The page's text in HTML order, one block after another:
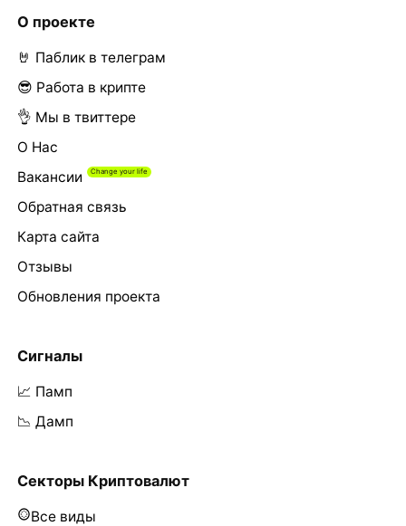
О проекте
🤘 Паблик в телеграм
😎 Работа в крипте
👌 Мы в твиттере
О Нас
Вакансии
Обратная связь
Карта сайта
Отзывы
Обновления проекта
Сигналы
📈 Памп
📉 Дамп
Секторы Криптовалют
Все виды